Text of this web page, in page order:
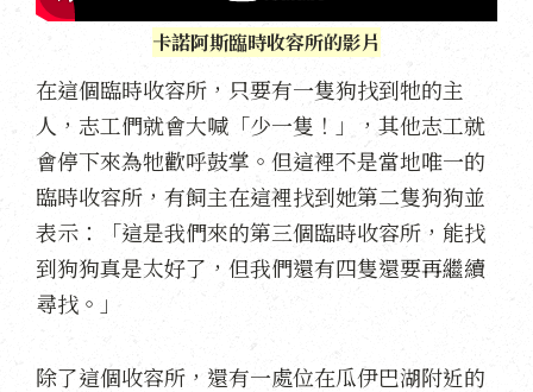
卡諾阿斯臨時收容所的影片
在這個臨時收容所，只要有一隻狗找到牠的主
人，志工們就會大喊「少一隻！」，其他志工就
會停下來為牠歡呼鼓掌。但這裡不是當地唯一的
臨時收容所，有飼主在這裡找到她第二隻狗狗並
表示：「這是我們來的第三個臨時收容所，能找
到狗狗真是太好了，但我們還有四隻還要再繼續
尋找。」
除了這個收容所，還有一處位在瓜伊巴湖附近的